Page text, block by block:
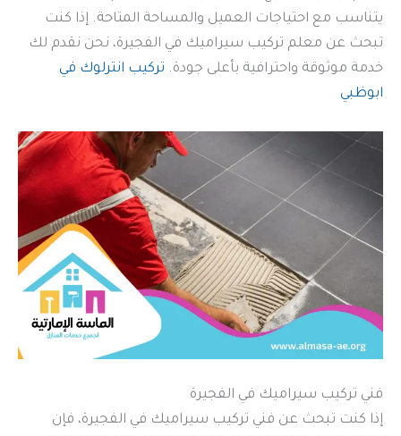
يتناسب مع احتياجات العميل والمساحة المتاحة. إذا كنت
تبحث عن معلم تركيب سيراميك في الفجيرة، نحن نقدم لك
خدمة موثوقة واحترافية بأعلى جودة. تركيب انترلوك في
ابوظبي
فني تركيب سيراميك في الفجيرة
إذا كنت تبحث عن فني تركيب سيراميك في الفجيرة، فإن